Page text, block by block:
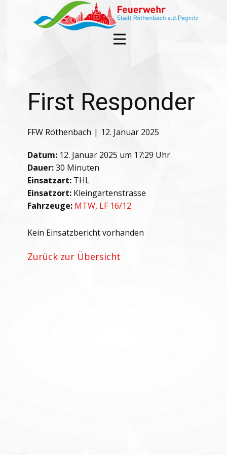
First Responder
FFW Röthenbach 12. Januar 2025
Datum: 12. Januar 2025 um 17:29 Uhr
Dauer:30 Minuten
Einsatzart: THL
Einsatzort: Kleingartenstrasse
Fahrzeuge: MTW, LF 16/12
Kein Einsatzbericht vorhanden
Zurück zur Übersicht